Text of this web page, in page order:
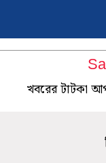
খবরের টাটকা